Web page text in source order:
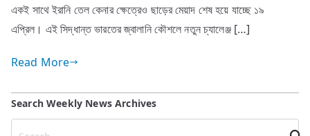
একই সাথে ইরানি তেল কেনার ক্ষেত্রেও ছাড়ের মেয়াদ শেষ হয়ে যাচ্ছে ১৯
এপ্রিল। এই সিদ্ধান্ত ভারতের জ্বালানি কৌশলে নতুন চ্যালেঞ্জ […]
Read More
Search Weekly News Archives